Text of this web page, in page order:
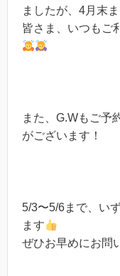
ましたが、4月末
皆さま、いつもご
また、G.Wもご予
がございます！
5/3〜5/6まで、い
ます
ぜひお早めにお問